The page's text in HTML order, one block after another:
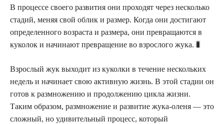
В процессе своего развития они проходят через несколько
стадий, меняя свой облик и размер. Когда они достигают
определенного возраста и размера, они превращаются в
куколок и начинают превращение во взрослого жука.🐛
Взрослый жук выходит из куколки в течение нескольких
недель и начинает свою активную жизнь. В этой стадии он
готов к размножению и продолжению цикла жизни.
Таким образом, размножение и развитие жука-оленя — это
сложный, но удивительный процесс, который